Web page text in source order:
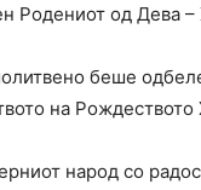
Родениот од Дева –
беше
на Рождеството
народ со